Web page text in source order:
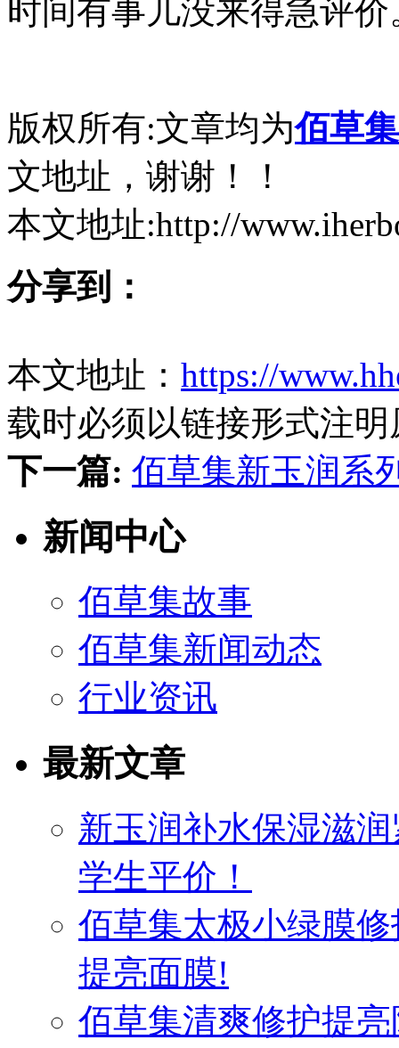
时间有事儿没来得急评价
版权所有:文章均为佰草集
文地址，谢谢！！
本文地址:http://
分享到：
本文地址： https://
载时必须以链接形式注
下一篇: 佰草集新玉润系
新闻中心
佰草集故事
佰草集新闻动态
行业资讯
最新文章
新玉润补水保湿滋
学生平价！
佰草集太极小绿膜
提亮面膜!
佰草集清爽修护提